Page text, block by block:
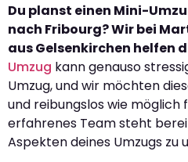
Du planst einen Mini-
nach Fribourg? Wir bei
aus Gelsenkirchen helfen
Umzug kann genauso
Umzug, und wir möchten
und reibungslos wie möglich
erfahrenes Team steht
Aspekten deines Umzugs zu